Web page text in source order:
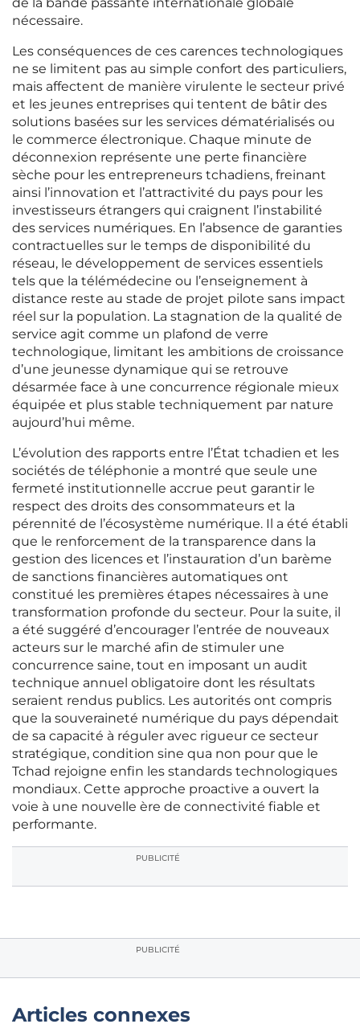
de la bande passante internationale globale
nécessaire.
Les conséquences de ces carences technologiques
ne se limitent pas au simple confort des particuliers,
mais affectent de manière virulente le secteur privé
et les jeunes entreprises qui tentent de bâtir des
solutions basées sur les services dématérialisés ou
le commerce électronique. Chaque minute de
déconnexion représente une perte financière
sèche pour les entrepreneurs tchadiens, freinant
ainsi l’innovation et l’attractivité du pays pour les
investisseurs étrangers qui craignent l’instabilité
des services numériques. En l’absence de garanties
contractuelles sur le temps de disponibilité du
réseau, le développement de services essentiels
tels que la télémédecine ou l’enseignement à
distance reste au stade de projet pilote sans impact
réel sur la population. La stagnation de la qualité de
service agit comme un plafond de verre
technologique, limitant les ambitions de croissance
d’une jeunesse dynamique qui se retrouve
désarmée face à une concurrence régionale mieux
équipée et plus stable techniquement par nature
aujourd’hui même.
L’évolution des rapports entre l’État tchadien et les
sociétés de téléphonie a montré que seule une
fermeté institutionnelle accrue peut garantir le
respect des droits des consommateurs et la
pérennité de l’écosystème numérique. Il a été établi
que le renforcement de la transparence dans la
gestion des licences et l’instauration d’un barème
de sanctions financières automatiques ont
constitué les premières étapes nécessaires à une
transformation profonde du secteur. Pour la suite, il
a été suggéré d’encourager l’entrée de nouveaux
acteurs sur le marché afin de stimuler une
concurrence saine, tout en imposant un audit
technique annuel obligatoire dont les résultats
seraient rendus publics. Les autorités ont compris
que la souveraineté numérique du pays dépendait
de sa capacité à réguler avec rigueur ce secteur
stratégique, condition sine qua non pour que le
Tchad rejoigne enfin les standards technologiques
mondiaux. Cette approche proactive a ouvert la
voie à une nouvelle ère de connectivité fiable et
performante.
PUBLICITÉ
PUBLICITÉ
Articles connexes